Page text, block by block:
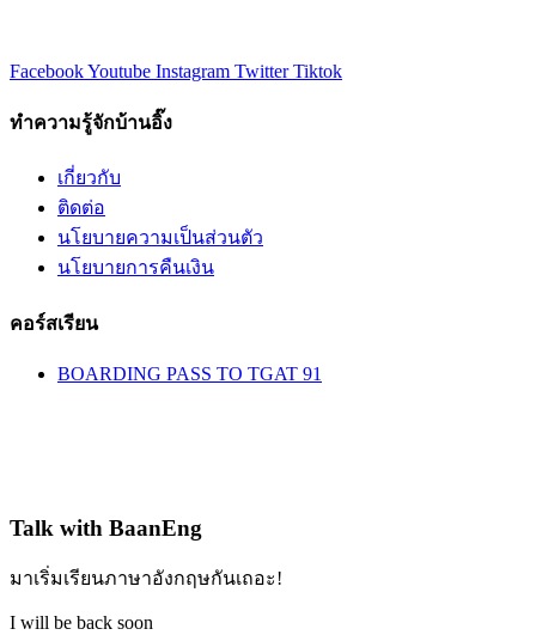
FacebookYoutube Instagram Twitter Tiktok
ทำความรู้จักบ้านอิ๊ง
เกี่ยวกับ
ติดต่อ
นโยบายความเป็นส่วนตัว
นโยบายการคืนเงิน
คอร์สเรียน
BOARDING PASS TO TGAT 91
Talk with BaanEng
มาเริ่มเรียนภาษาอังกฤษกันเถอะ!
I will be back soon